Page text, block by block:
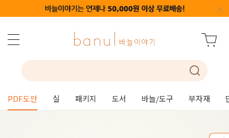
PDF도안 실 패키지 도서 바늘/도구 부자재